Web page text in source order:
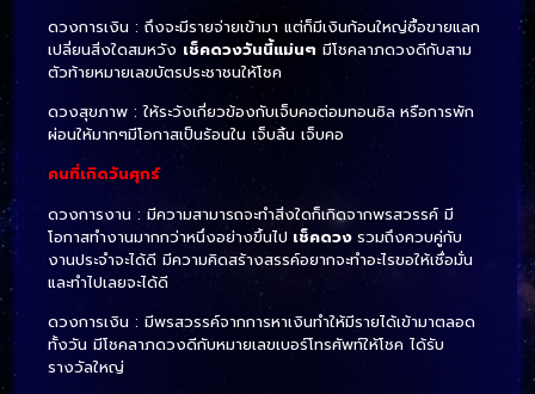
ดวงการเงิน : ถึงจะมีรายจ่ายเข้ามา แต่ก็มีเงินก้อนใหญ่ซื้อขายแลก
เปลี่ยนสิ่งใดสมหวัง เช็คดวงวันนี้แม่นๆ มีโชคลาภดวงดีกับสาม
ตัวท้ายหมายเลขบัตรประชาชนให้โชค
ดวงสุขภาพ : ให้ระวังเกี่ยวข้องกับเจ็บคอต่อมทอนซิล หรือการพัก
ผ่อนให้มากๆมีโอกาสเป็นร้อนใน เจ็บลิ้น เจ็บคอ
คนที่เกิดวันศุกร์
ดวงการงาน : มีความสามารถจะทำสิ่งใดก็เกิดจากพรสวรรค์ มี
โอกาสทำงานมากกว่าหนึ่งอย่างขึ้นไป เช็คดวง รวมถึงควบคู่กับ
งานประจำจะได้ดี มีความคิดสร้างสรรค์อยากจะทำอะไรขอให้เชื่อมั่น
และทำไปเลยจะได้ดี
ดวงการเงิน : มีพรสวรรค์จากการหาเงินทำให้มีรายได้เข้ามาตลอด
ทั้งวัน มีโชคลาภดวงดีกับหมายเลขเบอร์โทรศัพท์ให้โชค ได้รับ
รางวัลใหญ่